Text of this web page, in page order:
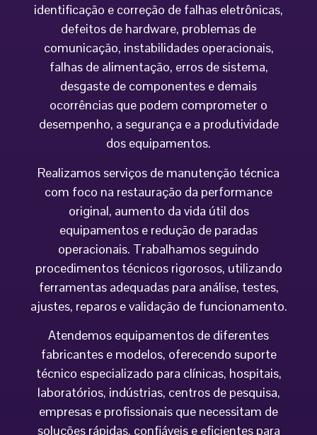
identificação e correção de falhas eletrônicas,
defeitos de hardware, problemas de
comunicação, instabilidades operacionais,
falhas de alimentação, erros de sistema,
desgaste de componentes e demais
ocorrências que podem comprometer o
desempenho, a segurança e a produtividade
dos equipamentos.
Realizamos serviços de manutenção técnica
com foco na restauração da performance
original, aumento da vida útil dos
equipamentos e redução de paradas
operacionais. Trabalhamos seguindo
procedimentos técnicos rigorosos, utilizando
ferramentas adequadas para análise, testes,
ajustes, reparos e validação de funcionamento.
Atendemos equipamentos de diferentes
fabricantes e modelos, oferecendo suporte
técnico especializado para clínicas, hospitais,
laboratórios, indústrias, centros de pesquisa,
empresas e profissionais que necessitam de
soluções rápidas, confiáveis e eficientes para